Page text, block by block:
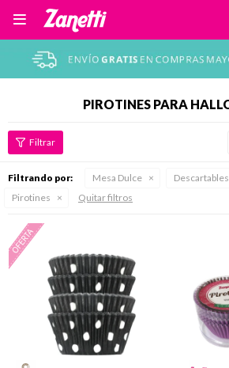

PIROTINES PARA
Filtrando por: Mesa Dulce
Pirotines
Quitar filtros